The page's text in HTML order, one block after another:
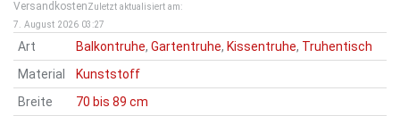
VersandkostenZuletzt aktualisiert am:
7. August 2026 03:27
Art Balkontruhe, Gartentruhe, Kissentruhe, Truhentisch
Material
Kunststoff
Breite
70 bis 89 cm